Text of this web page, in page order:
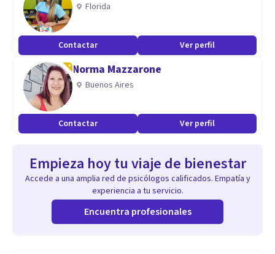
Florida
Contactar Ver perfil
Norma Mazzarone
Buenos Aires
Contactar Ver perfil
Empieza hoy tu viaje de bienestar
Accede a una amplia red de psicólogos calificados. Empatía y
experiencia a tu servicio.
Encuentra profesionales